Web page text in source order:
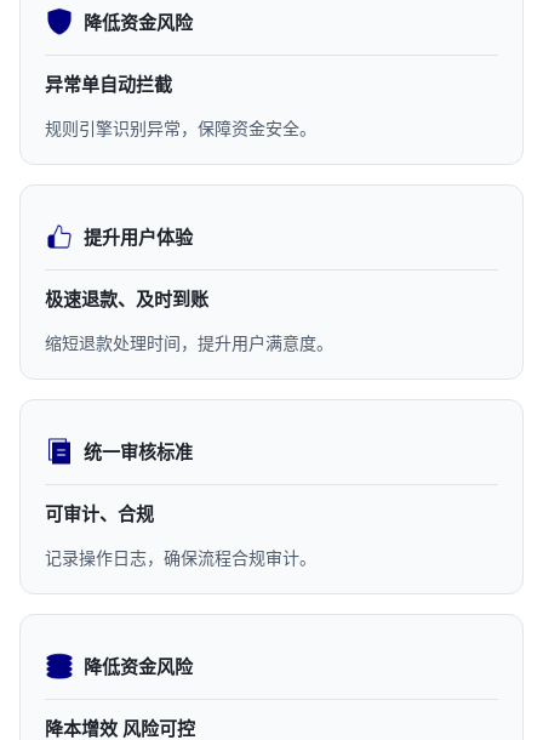
降低资金风险
异常单自动拦截
规则引擎识别异常，保障资金安全。
提升用户体验
极速退款、及时到账
缩短退款处理时间，提升用户满意度。
统一审核标准
可审计、合规
记录操作日志，确保流程合规审计。
降低资金风险
降本增效 风险可控